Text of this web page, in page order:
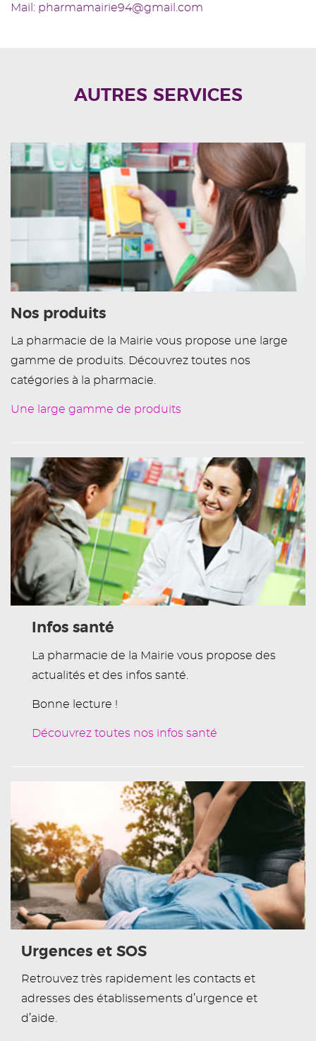
Mail: pharmamairie94@gmail.com
AUTRES SERVICES
Nos produits
La pharmacie de la Mairie vous propose une large
gamme de produits. Découvrez toutes nos
catégories à la pharmacie.
Une large gamme de produits
Infos santé
La pharmacie de la Mairie vous propose des
actualités et des infos santé.
Bonne lecture !
Découvrez toutes nos infos santé
Urgences et SOS
Retrouvez très rapidement les contacts et
adresses des établissements d’urgence et
d’aide.